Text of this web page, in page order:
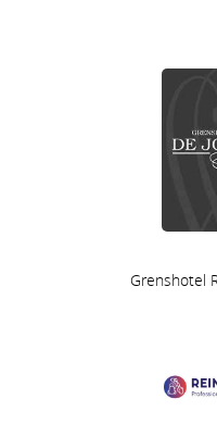
Grenshotel